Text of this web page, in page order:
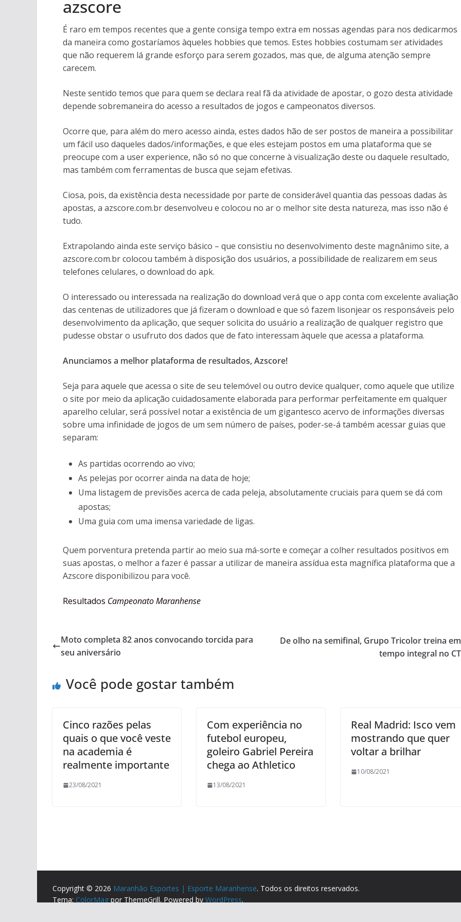
azscore
É raro em tempos recentes que a gente consiga tempo extra em nossas agendas para nos dedicarmos
da maneira como gostaríamos àqueles hobbies que temos. Estes hobbies costumam ser atividades
que não requerem lá grande esforço para serem gozados, mas que, de alguma atenção sempre
carecem.
Neste sentido temos que para quem se declara real fã da atividade de apostar, o gozo desta atividade
depende sobremaneira do acesso a resultados de jogos e campeonatos diversos.
Ocorre que, para além do mero acesso ainda, estes dados hão de ser postos de maneira a possibilitar
um fácil uso daqueles dados/informações, e que eles estejam postos em uma plataforma que se
preocupe com a user experience, não só no que concerne à visualização deste ou daquele resultado,
mas também com ferramentas de busca que sejam efetivas.
Ciosa, pois, da existência desta necessidade por parte de considerável quantia das pessoas dadas às
apostas, a azscore.com.br desenvolveu e colocou no ar o melhor site desta natureza, mas isso não é
tudo.
Extrapolando ainda este serviço básico – que consistiu no desenvolvimento deste magnânimo site, a
azscore.com.br colocou também à disposição dos usuários, a possibilidade de realizarem em seus
telefones celulares, o download do apk.
O interessado ou interessada na realização do download verá que o app conta com excelente avaliação
das centenas de utilizadores que já fizeram o download e que só fazem lisonjear os responsáveis pelo
desenvolvimento da aplicação, que sequer solicita do usuário a realização de qualquer registro que
pudesse obstar o usufruto dos dados que de fato interessam àquele que acessa a plataforma.
Anunciamos a melhor plataforma de resultados, Azscore!
Seja para aquele que acessa o site de seu telemóvel ou outro device qualquer, como aquele que utilize
o site por meio da aplicação cuidadosamente elaborada para performar perfeitamente em qualquer
aparelho celular, será possível notar a existência de um gigantesco acervo de informações diversas
sobre uma infinidade de jogos de um sem número de países, poder-se-á também acessar guias que
separam:
As partidas ocorrendo ao vivo;
As pelejas por ocorrer ainda na data de hoje;
Uma listagem de previsões acerca de cada peleja, absolutamente cruciais para quem se dá com
apostas;
Uma guia com uma imensa variedade de ligas.
Quem porventura pretenda partir ao meio sua má-sorte e começar a colher resultados positivos em
suas apostas, o melhor a fazer é passar a utilizar de maneira assídua esta magnífica plataforma que a
Azscore disponibilizou para você.
Resultados Campeonato Maranhense
Moto completa 82 anos convocando torcida para
seu aniversário
De olho na semifinal, Grupo Tricolor treina em
tempo integral no CT
Você pode gostar também
Cinco razões pelas
quais o que você veste
na academia é
realmente importante
23/08/2021
Com experiência no
futebol europeu,
goleiro Gabriel Pereira
chega ao Athletico
13/08/2021
Real Madrid: Isco vem
mostrando que quer
voltar a brilhar
10/08/2021
Copyright © 2026 Maranhão Esportes | Esporte Maranhense. Todos os direitos reservados.
Tema: ColorMag por ThemeGrill. Powered by WordPress.